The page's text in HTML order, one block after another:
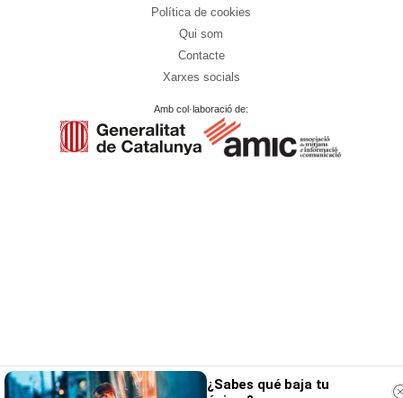
Política de cookies
Qui som
Contacte
Xarxes socials
Amb col·laboració de:
¿Sabes qué baja tu